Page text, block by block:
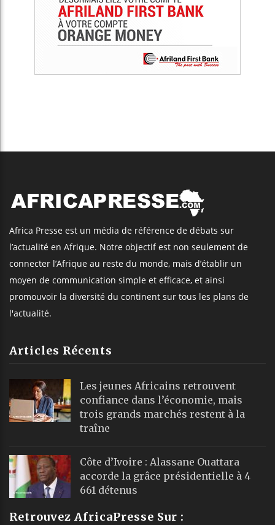
Africa Presse est un média de référence de débats sur
l’actualité en Afrique. Notre objectif est non seulement de
connecter l’Afrique au reste du monde, mais d’établir un
moyen de communication simple et efficace, et ainsi
promouvoir la diversité du continent sur tous les plans de
l'actualité.
Articles Récents
Les jeunes Africains retrouvent
confiance dans l’économie, mais
trois grands marchés restent à la
traîne
Côte d’Ivoire : Alassane Ouattara
accorde la grâce présidentielle à 4
661 détenus
Retrouvez AfricaPresse Sur :